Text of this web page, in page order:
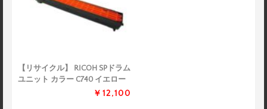
【リサイクル】 RICOH SPドラム
ユニット カラー C740 イエロー
￥12,100